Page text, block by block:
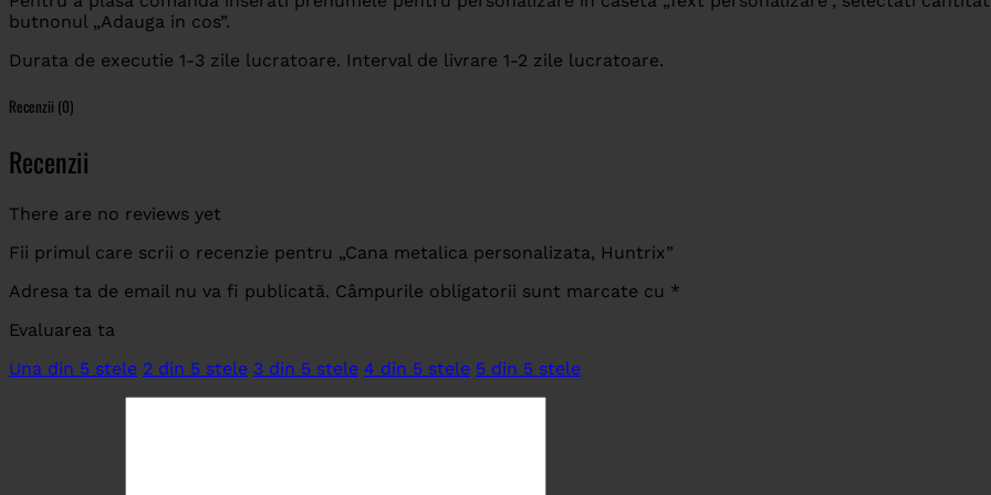
butnonul „Adauga in cos”.
Durata de executie 1-3 zile lucratoare. Interval de livrare 1-2 zile lucratoare.
Recenzii (0)
Recenzii
There are no reviews yet
Fii primul care scrii o recenzie pentru „Cana metalica personalizata, Huntrix”
Adresa ta de email nu va fi publicată. Câmpurile obligatorii sunt marcate cu *
Evaluarea ta
Una din 5 stele 2 din 5 stele 3 din 5 stele 4 din 5 stele 5 din 5 stele